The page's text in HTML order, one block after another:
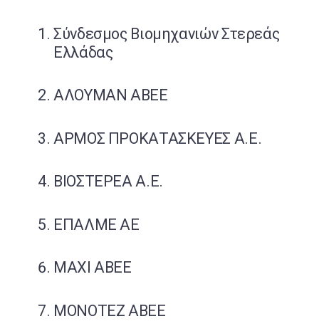
Σύνδεσμος Βιομηχανιών Στερεάς
Ελλάδας
ΑΛΟΥΜΑΝ ΑΒΕΕ
ΑΡΜΟΣ ΠΡΟΚΑΤΑΣΚΕΥΕΣ Α.Ε.
ΒΙΟΣΤΕΡΕΑ Α.Ε.
ΕΠΑΛΜΕ ΑΕ
MAXI ΑΒΕΕ
MONOTEZ ΑΒΕΕ